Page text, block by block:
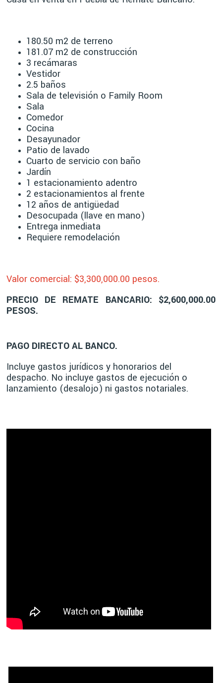
180.50 m2 de terreno
181.07 m2 de construcción
3 recámaras
Vestidor
2.5 baños
Sala de televisión o Family Room
Sala
Comedor
Cocina
Desayunador
Patio de lavado
Cuarto de servicio con baño
Jardín
1 estacionamiento adentro
2 estacionamientos al frente
12 años de antigüedad
Desocupada (llave en mano)
Entrega inmediata
Requiere remodelación
Valor comercial: $3,300,000.00 pesos.
PRECIO DE REMATE BANCARIO: $2,600,000.00
PESOS.
PAGO DIRECTO AL BANCO.
Incluye gastos jurídicos y honorarios del
despacho. No incluye gastos de ejecución o
lanzamiento (desalojo) ni gastos notariales.